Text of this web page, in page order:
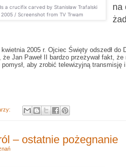
a crucifix carved by Stanisław Trafalski
/ Screenshot from TV Trwam
na
2005 r. Ojciec Święty odszedł
że Jan Paweł II bardzo przeżywał fakt,
pomysł, aby zrobić telewizyjną
– ostatnie pożegnanie